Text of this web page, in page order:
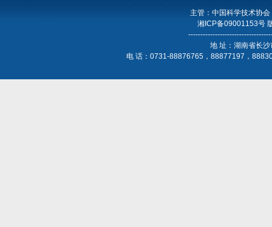
主管：中国科学技术协
湘ICP备09001153号
地 址：湖南省长
电 话：0731-88876765，88877197，